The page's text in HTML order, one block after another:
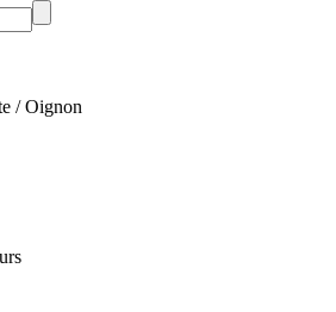
/ Oignon